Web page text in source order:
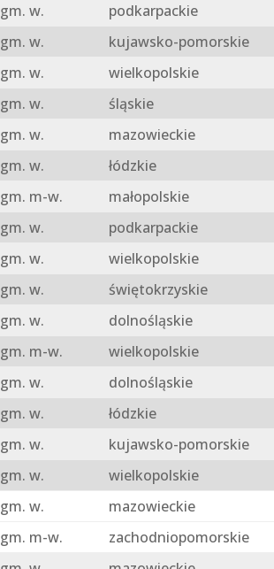
gm. w. podkarpackie
gm. w. kujawsko-pomorskie
gm. w. wielkopolskie
gm. w. śląskie
gm. w. mazowieckie
gm. w. łódzkie
gm. m-w. małopolskie
gm. w. podkarpackie
gm. w. wielkopolskie
gm. w. świętokrzyskie
gm. w. dolnośląskie
gm. m-w. wielkopolskie
gm. w. dolnośląskie
gm. w. łódzkie
gm. w. kujawsko-pomorskie
gm. w. wielkopolskie
gm. w. mazowieckie
gm. m-w. zachodniopomorskie